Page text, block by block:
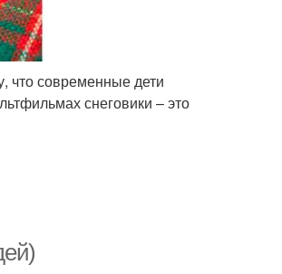
что современные дети
снеговики – это